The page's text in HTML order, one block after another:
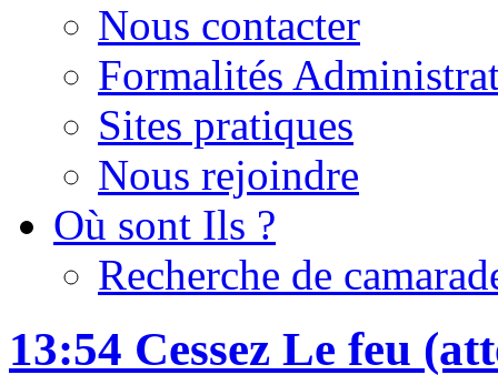
Nous contacter
Formalités
Sites pratiques
Nous rejoindre
Où sont Ils ?
Recherche de
13:54 Cessez Le feu